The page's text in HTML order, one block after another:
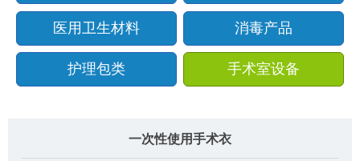
医用卫生材料 消毒产品
护理包类 手术室设备
一次性使用手术衣